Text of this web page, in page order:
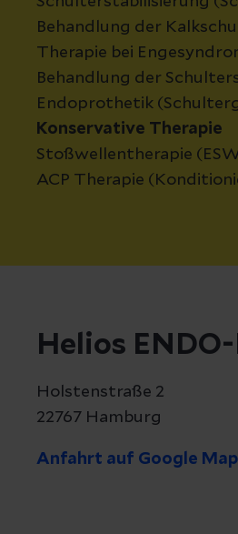
Behandlung der
Therapie bei
Behandlung der
Endoprothetik
Konservative Therapie
Stoßwellentherapie
ACP Therapie
Helios
Holstenstraße 2
22767 Hamburg
Anfahrt auf Google